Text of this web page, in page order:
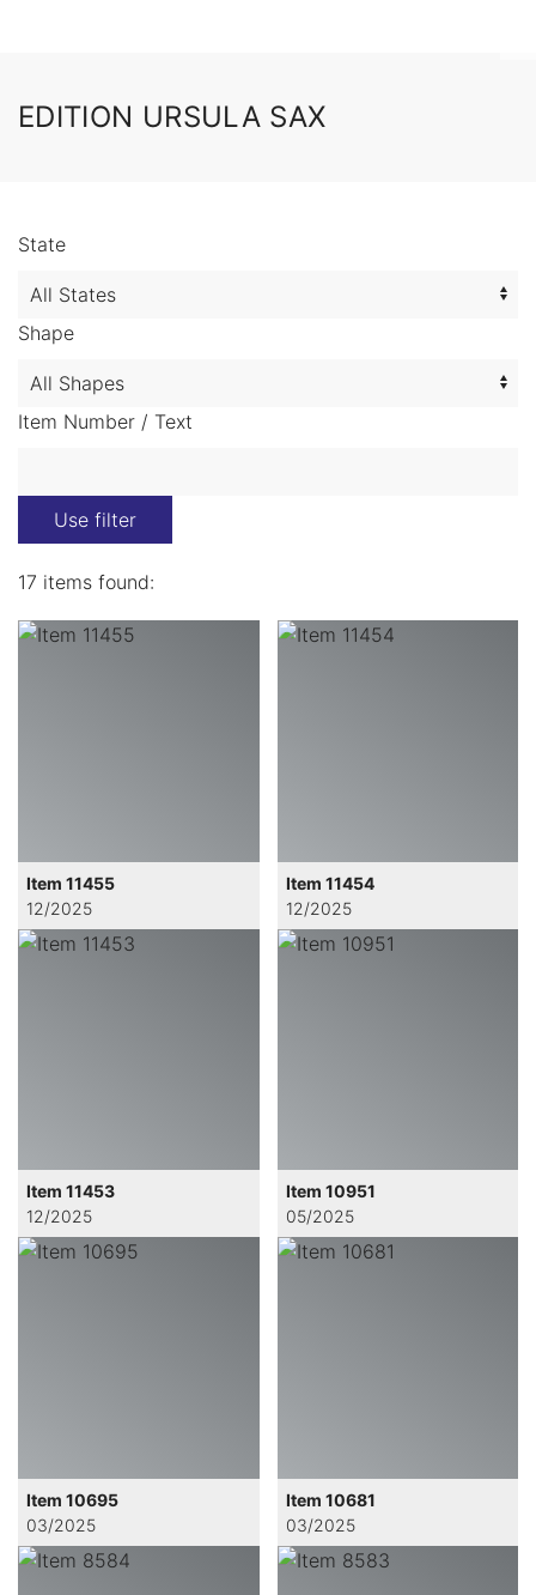
EDITION URSULA SAX
State
Shape
Item Number / Text
Use filter
17 items found:
Item 11455
12/2025
Item 11454
12/2025
Item 11453
12/2025
Item 10951
05/2025
Item 10695
03/2025
Item 10681
03/2025